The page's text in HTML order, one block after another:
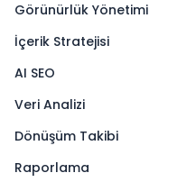
Görünürlük Yönetimi
İçerik Stratejisi
AI SEO
Veri Analizi
Dönüşüm Takibi
Raporlama